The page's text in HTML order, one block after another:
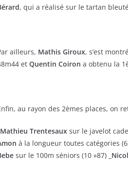
, qui a réalisé sur le tartan
ailleurs, Mathis Giroux, s’est
et Quentin Coiron a obtenu la
au rayon des 2èmes places, on
_Mathieu Trentesaux sur le javelot
à la longueur toutes catégories
sur le 100m séniors (10 »87)